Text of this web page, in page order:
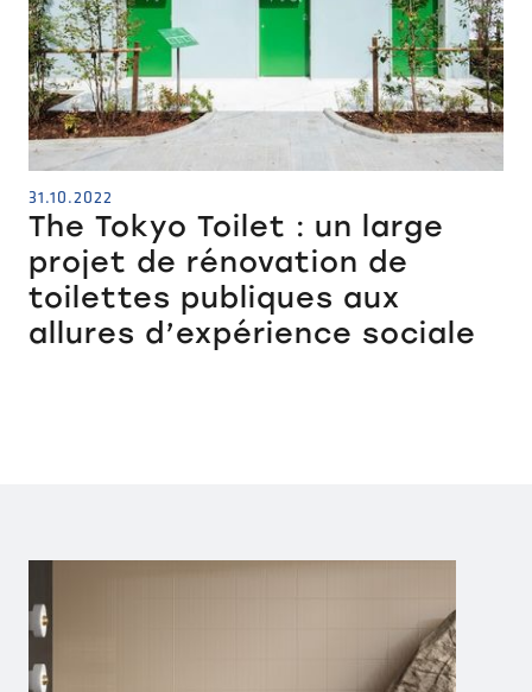
31.10.2022
The Tokyo Toilet : un large
projet de rénovation de
toilettes publiques aux
allures d’expérience sociale